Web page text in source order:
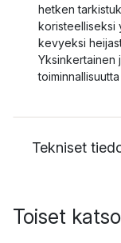
hetken
koristeelliseksi
kevyeksi
Yksinkertainen
Tekniset
Toiset